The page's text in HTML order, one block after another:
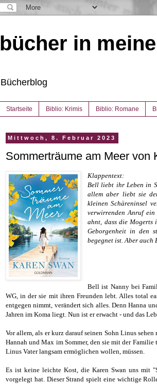
bücher in
Bücherblog
Startseite Biblio: Krimis Biblio: Romane
Mittwoch, 8. Februar 2023
Sommerträume am Meer von
Klappentext:
Bell liebt ihr Leben in
allem aber liebt sie
kleinen Schäreninsel
verwirrenden Anruf ein
ahnt, dass die Mogerts
Geborgenheit in den
begegnet ist. Aber auch
Bell ist Nanny bei
WG, in der sie mit ihren Freunden lebt. Alles total
entgegen nimmt, verändert sich alles. Denn Hanna
Jahren im Koma liegt. Nun ist er erwacht - und das
Vor allem, als er kurz darauf seinen Sohn Linus
Hannah und Max im Sommer, den sie mit der
Linus Vater langsam ermöglichen wollen, müssen.
Es ist keine leichte Kost, die Karen Swan uns mit
vorgelegt hat. Dieser Strand spielt eine wichtige